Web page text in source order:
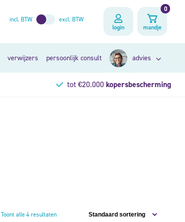
incl. BTW
excl. BTW
login
mandje
0
verwijzers persoonlijk consult advies
tot €20.000kopersbescherming
Toont alle 4 resultaten